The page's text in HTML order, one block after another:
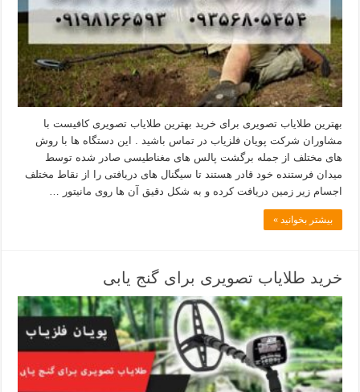
بهترین طلایاب تصویری برای خرید بهترین طلایاب تصویری کافیست با
مشاوران شرکت پویان فلزیاب در تماس باشید . این دستگاه ها با روش
های مختلف از جمله برگشت پالس های مغناطیسی صادر شده توسط
میدان فرستنده خود قادر هستند تا سیگنال های دریافتی را از نقاط مختلف
اجسام زیر زمین دریافت کرده و به شکل دقیق آن ها روی مانیتور …
بیشتر بخوانید »
خرید طلایاب تصویری برای گنج یابی